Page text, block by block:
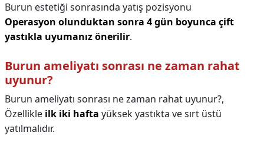
Burun estetiği sonrasında yatış pozisyonu
Operasyon olunduktan sonra 4 gün boyunca çift
yastıkla uyumanız önerilir.
Burun ameliyatı sonrası ne zaman rahat
uyunur?
Burun ameliyatı sonrası ne zaman rahat uyunur?,
Özellikle ilk iki hafta yüksek yastıkta ve sırt üstü
yatılmalıdır.